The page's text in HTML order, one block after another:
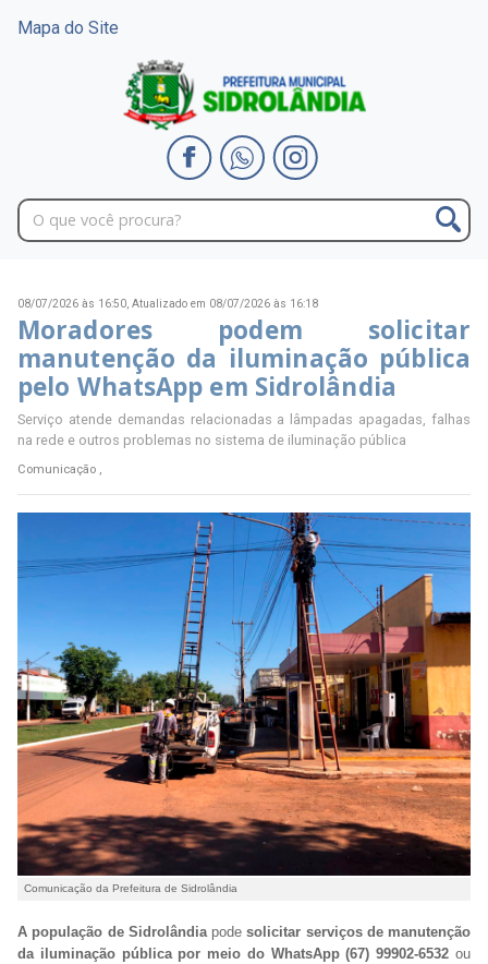
Mapa do Site
08/07/2026 às 16:50, Atualizado em 08/07/2026 às 16:18
Moradores podem solicitar
manutenção da iluminação pública
pelo WhatsApp em Sidrolândia
Serviço atende demandas relacionadas a lâmpadas apagadas, falhas
na rede e outros problemas no sistema de iluminação pública
Comunicação ,
Comunicação da Prefeitura de Sidrolândia
A população de Sidrolândiapode solicitar serviços de manutenção
da iluminação pública por meio do WhatsApp (67) 99902-6532 ou